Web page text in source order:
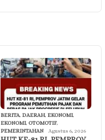
BERITA, DAERAH, EKONOMI,
EKONOMI, OTOMOTIF,
PEMERINTAHAN
Agustus 6, 2026